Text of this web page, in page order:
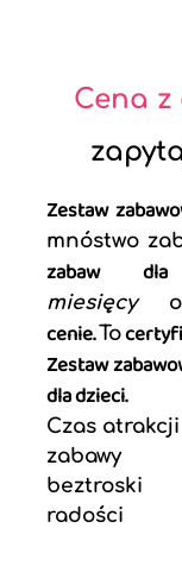
Cena z
Zestaw
mnóstwo
zabaw
miesięcy
cenie.To
Zestaw
dla dzieci.
Czas atrakcji
zabawy
beztroski
radości